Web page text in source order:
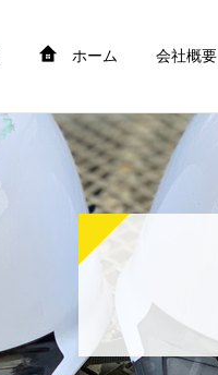
ホーム 会社概要